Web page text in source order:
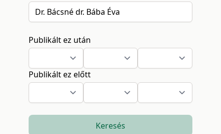
Publikált ez után
Publikált ez előtt
Keresés